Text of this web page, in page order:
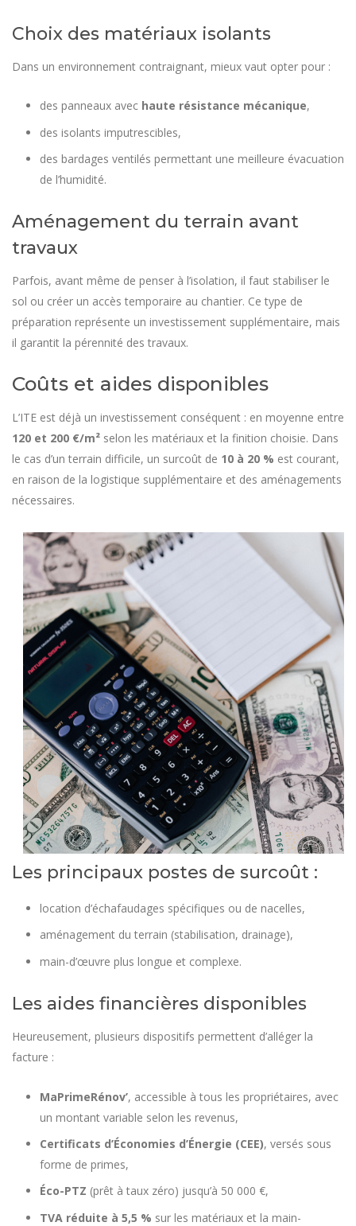
Choix des matériaux isolants
Dans un environnement contraignant, mieux vaut opter pour :
des panneaux avec haute résistance mécanique,
des isolants imputrescibles,
des bardages ventilés permettant une meilleure évacuation
de l’humidité.
Aménagement du terrain avant
travaux
Parfois, avant même de penser à l’isolation, il faut stabiliser le
sol ou créer un accès temporaire au chantier. Ce type de
préparation représente un investissement supplémentaire, mais
il garantit la pérennité des travaux.
Coûts et aides disponibles
L’ITE est déjà un investissement conséquent : en moyenne entre
120 et 200 €/m² selon les matériaux et la finition choisie. Dans
le cas d’un terrain difficile, un surcoût de 10 à 20 % est courant,
en raison de la logistique supplémentaire et des aménagements
nécessaires.
Les principaux postes de surcoût :
location d’échafaudages spécifiques ou de nacelles,
aménagement du terrain (stabilisation, drainage),
main-d’œuvre plus longue et complexe.
Les aides financières disponibles
Heureusement, plusieurs dispositifs permettent d’alléger la
facture :
MaPrimeRénov’, accessible à tous les propriétaires, avec
un montant variable selon les revenus,
Certificats d’Économies d’Énergie (CEE), versés sous
forme de primes,
Éco-PTZ (prêt à taux zéro) jusqu’à 50 000 €,
TVA réduite à 5,5 % sur les matériaux et la main-